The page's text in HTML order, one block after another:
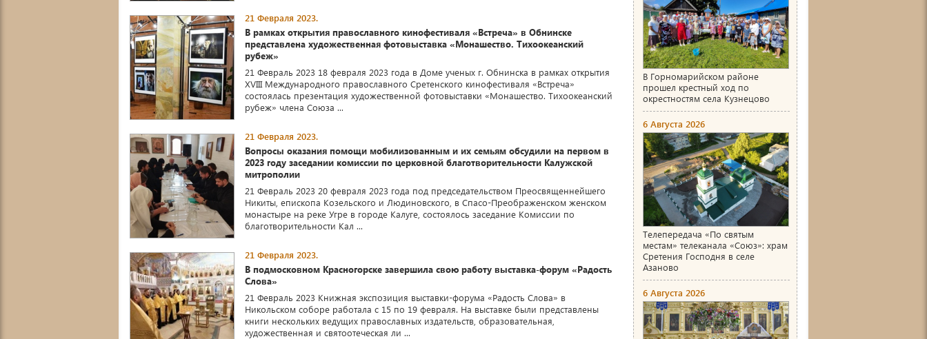
21 Февраля 2023.
В рамках открытия православного кинофестиваля «Встреча» в Обнинске
представлена художественная фотовыставка «Монашество. Тихоокеанский
рубеж»
21 Февраль 2023 18 февраля 2023 года в Доме ученых г. Обнинска в рамках открытия
XVIII Международного православного Сретенского кинофестиваля «Встреча»
состоялась презентация художественной фотовыставки «Монашество. Тихоокеанский
рубеж» члена Союза ...
21 Февраля 2023.
Вопросы оказания помощи мобилизованным и их семьям обсудили на первом в
2023 году заседании комиссии по церковной благотворительности Калужской
митрополии
21 Февраль 2023 20 февраля 2023 года под председательством Преосвященнейшего
Никиты, епископа Козельского и Людиновского, в Спасо-Преображенском женском
монастыре на реке Угре в городе Калуге, состоялось заседание Комиссии по
благотворительности Кал ...
21 Февраля 2023.
В подмосковном Красногорске завершила свою работу выставка-форум «Радость
Слова»
21 Февраль 2023 Книжная экспозиция выставки-форума «Радость Слова» в
Никольском соборе работала с 15 по 19 февраля. На выставке были представлены
книги нескольких ведущих православных издательств, образовательная,
художественная и святоотеческая ли ...
В Горномарийском районе
прошел крестный ход по
окрестностям села Кузнецово
6 Августа 2026
Телепередача «По святым
местам» телеканала «Союз»: храм
Сретения Господня в селе
Азаново
6 Августа 2026